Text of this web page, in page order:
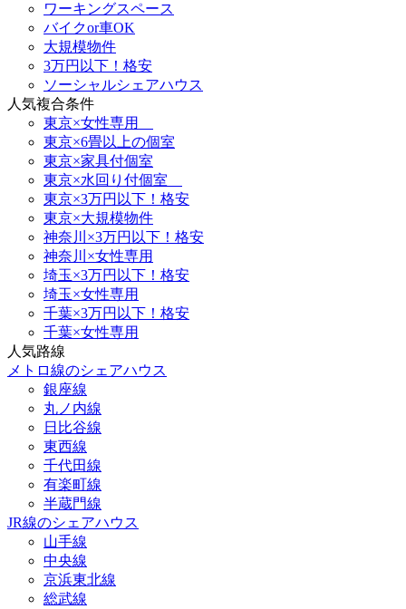
ワーキングスペース
バイクor車OK
大規模物件
3万円以下！格安
ソーシャルシェアハウス
人気複合条件
東京×女性専用
東京×6畳以上の個室
東京×家具付個室
東京×水回り付個室
東京×3万円以下！格安
東京×大規模物件
神奈川×3万円以下！格安
神奈川×女性専用
埼玉×3万円以下！格安
埼玉×女性専用
千葉×3万円以下！格安
千葉×女性専用
人気路線
メトロ線のシェアハウス
銀座線
丸ノ内線
日比谷線
東西線
千代田線
有楽町線
半蔵門線
JR線のシェアハウス
山手線
中央線
京浜東北線
総武線